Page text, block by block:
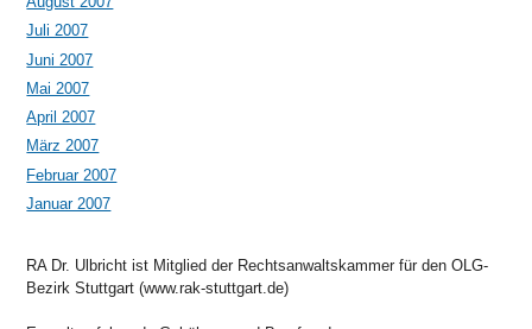
Juli 2007
Juni 2007
Mai 2007
April 2007
März 2007
Februar 2007
Januar 2007
RA Dr. Ulbricht ist Mitglied der Rechtsanwaltskammer für den OLG-
Bezirk Stuttgart (www.rak-stuttgart.de)